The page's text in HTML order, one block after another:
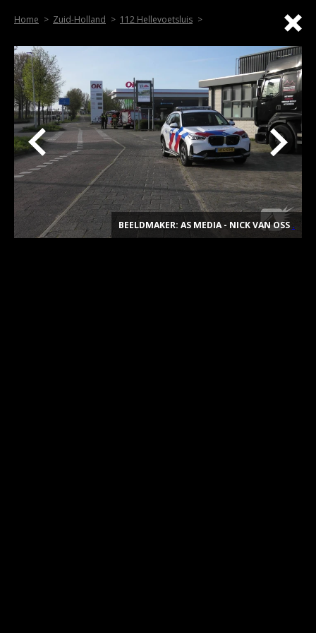
Home Zuid-Holland 112 Hellevoetsluis
BEELDMAKER: AS MEDIA - NICK VAN OSS .